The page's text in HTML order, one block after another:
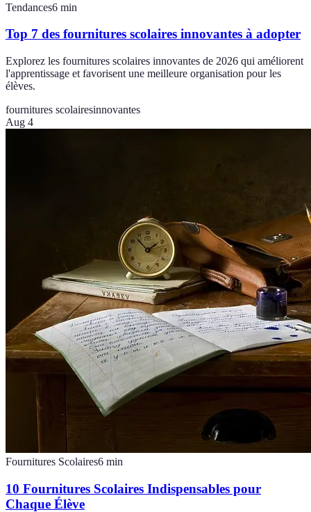
Tendances6 min
Top 7 des fournitures scolaires innovantes à adopter
Explorez les fournitures scolaires innovantes de 2026 qui améliorent
l'apprentissage et favorisent une meilleure organisation pour les
élèves.
fournitures scolairesinnovantes
Aug 4
Fournitures Scolaires6 min
10 Fournitures Scolaires Indispensables pour
Chaque Élève